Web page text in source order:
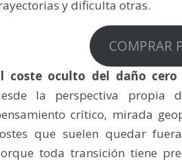
y dificulta otras.
COMPRAR
coste oculto del daño cero
la perspectiva propia
crítico, mirada
que suelen quedar
toda transición tiene